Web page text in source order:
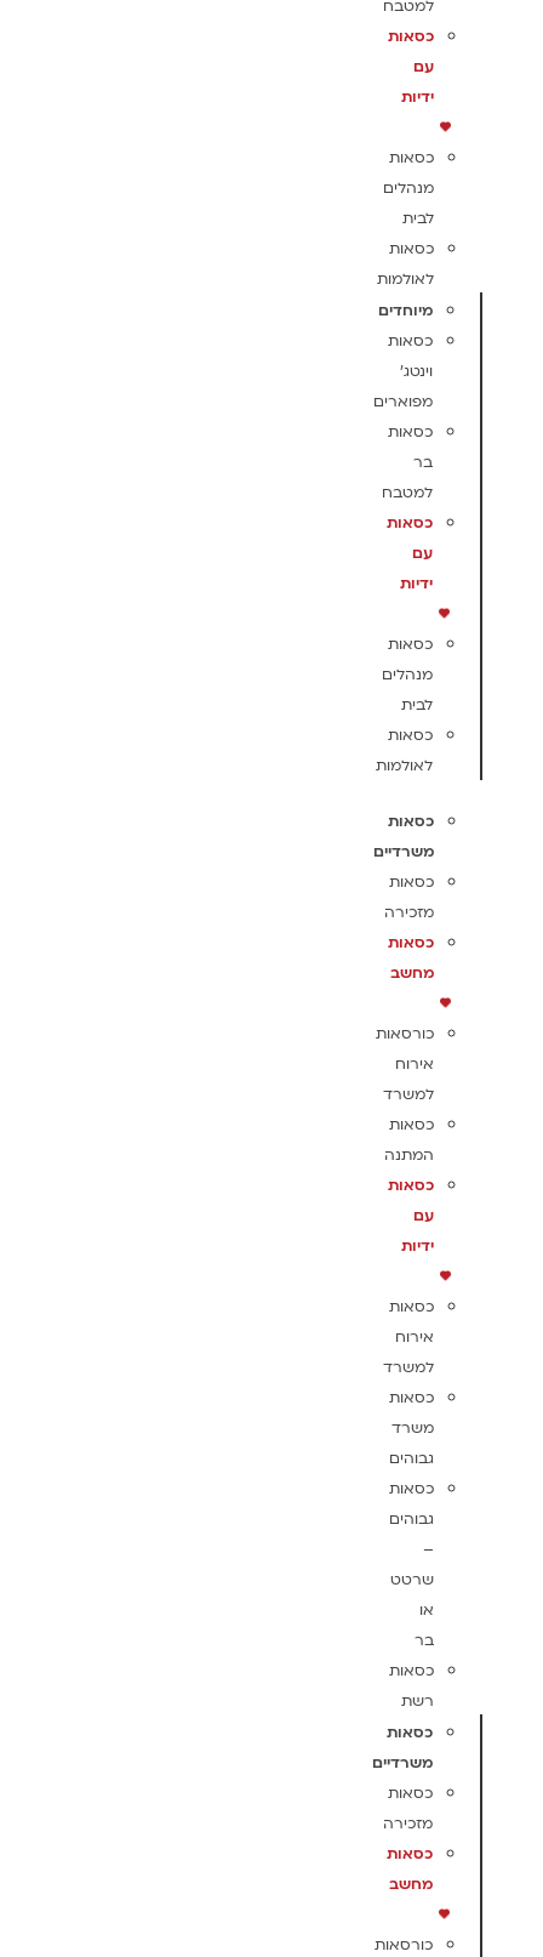
למטבח
כסאות
עם
ידיות
כסאות
מנהלים
לבית
כסאות
לאולמות
מיוחדים
כסאות
וינטג'
מפוארים
כסאות
בר
למטבח
כסאות
עם
ידיות
כסאות
מנהלים
לבית
כסאות
לאולמות
כסאות
משרדיים
כסאות
מזכירה
כסאות
מחשב
כורסאות
אירוח
למשרד
כסאות
המתנה
כסאות
עם
ידיות
כסאות
אירוח
למשרד
כסאות
משרד
גבוהים
כסאות
גבוהים
–
שרטט
או
בר
כסאות
רשת
כסאות
משרדיים
כסאות
מזכירה
כסאות
מחשב
כורסאות